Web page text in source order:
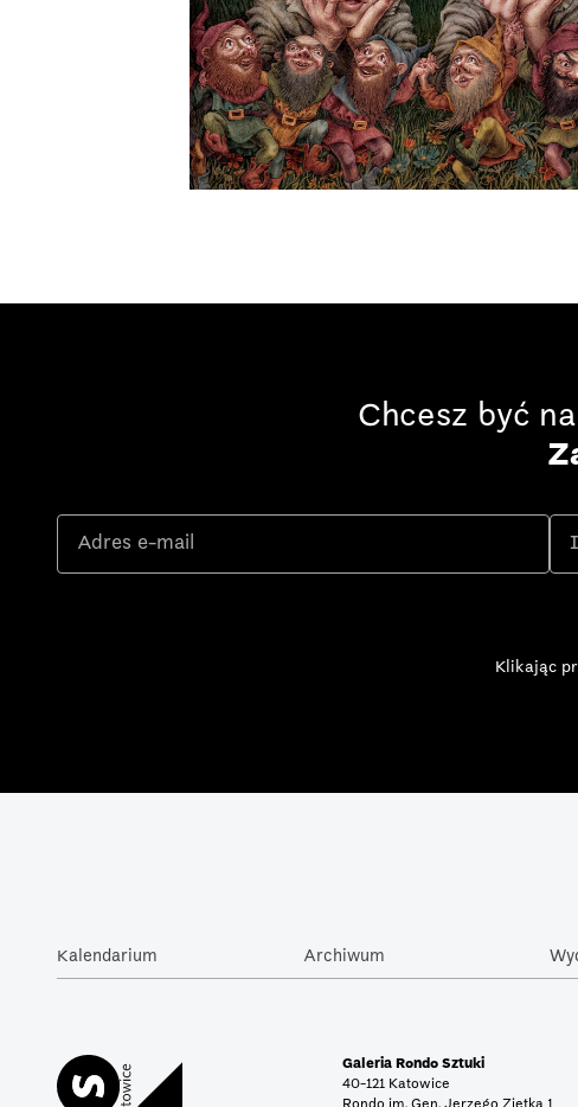
Chcesz być
Klikając
Kalendarium Archiwum
Galeria Rondo Sztuki
40-121 Katowice